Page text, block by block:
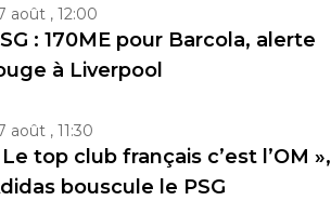
août , 12:00
: 170ME pour Barcola, alerte
à Liverpool
août , 11:30
Le top club français c’est l’OM »,
bouscule le PSG